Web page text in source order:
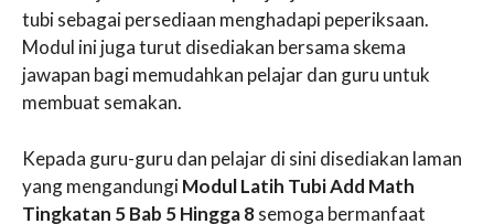
tubi sebagai persediaan menghadapi peperiksaan.
Modul ini juga turut disediakan bersama skema
jawapan bagi memudahkan pelajar dan guru untuk
membuat semakan.
Kepada guru-guru dan pelajar di sini disediakan laman
yang mengandungiModul Latih Tubi Add Math
Tingkatan 5 Bab 5 Hingga 8semoga bermanfaat